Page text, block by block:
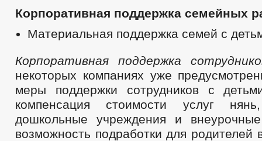
Корпоративная поддержка семейных
Материальная поддержка семей с
Корпоративная поддержка
некоторых компаниях уже
меры поддержки сотрудников с
компенсация стоимости услуг
дошкольные учреждения и
возможность подработки для родителей